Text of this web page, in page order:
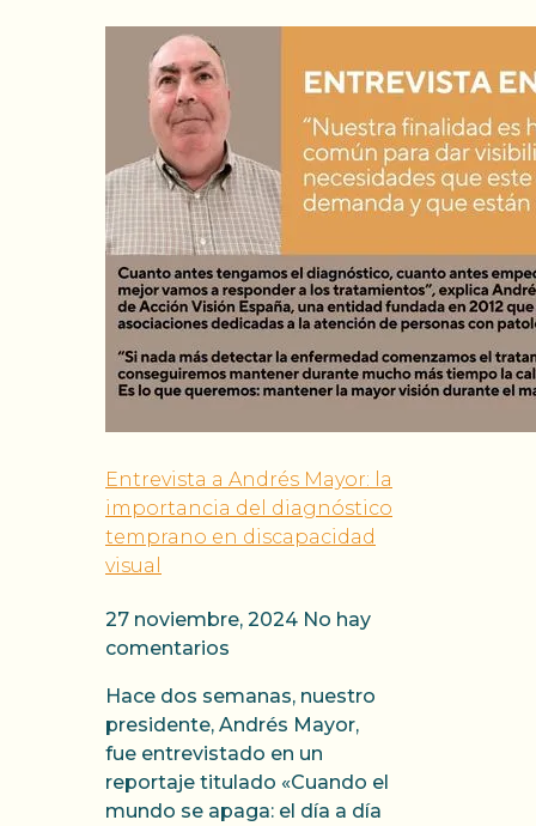
Entrevista a Andrés Mayor: la
importancia del diagnóstico
temprano en discapacidad
visual
27 noviembre, 2024 No hay
comentarios
Hace dos semanas, nuestro
presidente, Andrés Mayor,
fue entrevistado en un
reportaje titulado «Cuando el
mundo se apaga: el día a día